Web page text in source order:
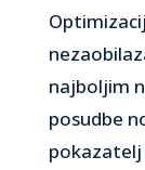
najboljim
posudbe